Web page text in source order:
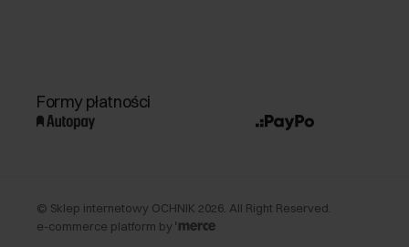
Formy płatności
© Sklep internetowy OCHNIK 2026 . All Right Reserved.
e-commerce platform by